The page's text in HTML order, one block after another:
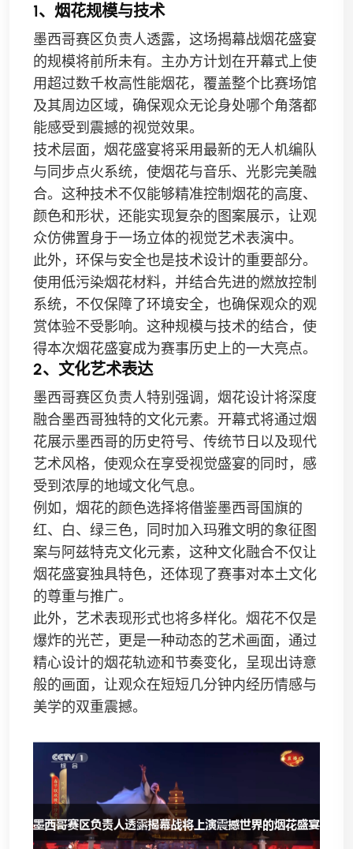
1、烟花规模与技术
墨西哥赛区负责人透露，这场揭幕战烟花盛宴
的规模将前所未有。主办方计划在开幕式上使
用超过数千枚高性能烟花，覆盖整个比赛场馆
及其周边区域，确保观众无论身处哪个角落都
能感受到震撼的视觉效果。
技术层面，烟花盛宴将采用最新的无人机编队
与同步点火系统，使烟花与音乐、光影完美融
合。这种技术不仅能够精准控制烟花的高度、
颜色和形状，还能实现复杂的图案展示，让观
众仿佛置身于一场立体的视觉艺术表演中。
此外，环保与安全也是技术设计的重要部分。
使用低污染烟花材料，并结合先进的燃放控制
系统，不仅保障了环境安全，也确保观众的观
赏体验不受影响。这种规模与技术的结合，使
得本次烟花盛宴成为赛事历史上的一大亮点。
2、文化艺术表达
墨西哥赛区负责人特别强调，烟花设计将深度
融合墨西哥独特的文化元素。开幕式将通过烟
花展示墨西哥的历史符号、传统节日以及现代
艺术风格，使观众在享受视觉盛宴的同时，感
受到浓厚的地域文化气息。
例如，烟花的颜色选择将借鉴墨西哥国旗的
红、白、绿三色，同时加入玛雅文明的象征图
案与阿兹特克文化元素，这种文化融合不仅让
烟花盛宴独具特色，还体现了赛事对本土文化
的尊重与推广。
此外，艺术表现形式也将多样化。烟花不仅是
爆炸的光芒，更是一种动态的艺术画面，通过
精心设计的烟花轨迹和节奏变化，呈现出诗意
般的画面，让观众在短短几分钟内经历情感与
美学的双重震撼。